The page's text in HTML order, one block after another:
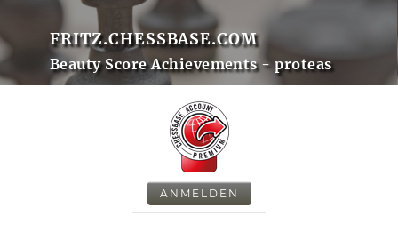
FRITZ.CHESSBASE.COM
Beauty Score Achievements - proteas
ANMELDEN